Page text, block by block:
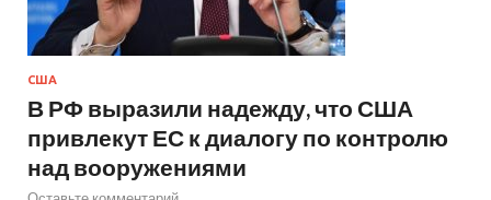
США
В РФ выразили надежду, что США
привлекут ЕС к диалогу по контролю
над вооружениями